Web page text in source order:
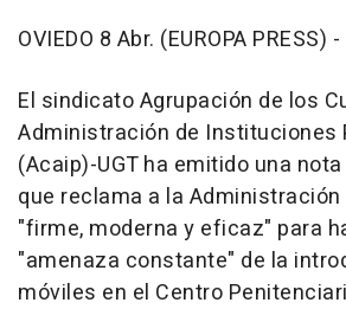
OVIEDO 8 Abr. (EUROPA PRESS) -
El sindicato Agrupación de los
Administración de Instituciones
(Acaip)-UGT ha emitido una
que reclama a la
"firme, moderna y eficaz" para
"amenaza constante" de la
móviles en el Centro